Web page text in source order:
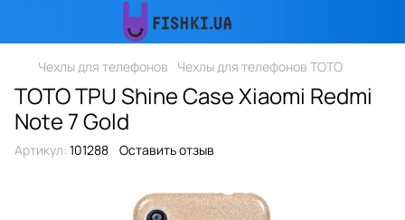
Чехлы для телефонов Чехлы для телефонов TOTO
TOTO TPU Shine Case Xiaomi Redmi
Note 7 Gold
Артикул: 101288 Оставить отзыв